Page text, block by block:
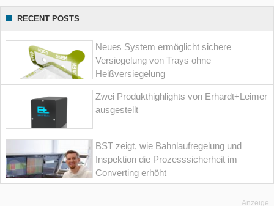
RECENT POSTS
Neues System ermöglicht sichere
Versiegelung von Trays ohne
Heißversiegelung
Zwei Produkthighlights von Erhardt+Leimer
ausgestellt
BST zeigt, wie Bahnlaufregelung und
Inspektion die Prozesssicherheit im
Converting erhöht
Anzeige